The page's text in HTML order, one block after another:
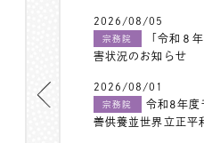
2026/08/05
宗務院
「令和８
害状況のお知らせ
2026/08/01
宗務院
令和8年度
善供養並世界立正平